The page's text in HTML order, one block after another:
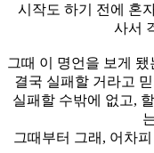
시작도 하기 전에 혼
사서
그때 이 명언을 보게
결국 실패할 거라고
실패할 수밖에 없고,
그때부터 그래, 어차